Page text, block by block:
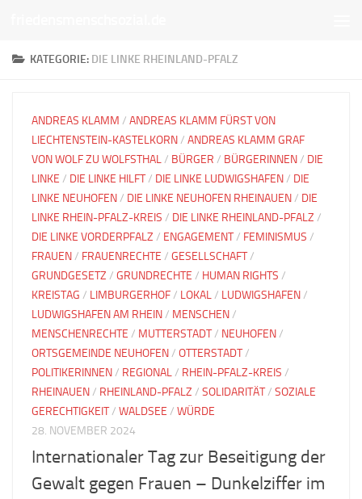
KATEGORIE: DIE LINKE RHEINLAND-PFALZ
ANDREAS KLAMM / ANDREAS KLAMM FÜRST VON
LIECHTENSTEIN-KASTELKORN/ ANDREAS KLAMM GRAF
VON WOLF ZU WOLFSTHAL/ BÜRGER / BÜRGERINNEN/ DIE
LINKE / DIE LINKE HILFT/ DIE LINKE LUDWIGSHAFEN/ DIE
LINKE NEUHOFEN/ DIE LINKE NEUHOFEN RHEINAUEN/ DIE
LINKE RHEIN-PFALZ-KREIS / DIE LINKE RHEINLAND-PFALZ /
DIE LINKE VORDERPFALZ / ENGAGEMENT/ FEMINISMUS /
FRAUEN/ FRAUENRECHTE / GESELLSCHAFT/
GRUNDGESETZ / GRUNDRECHTE / HUMAN RIGHTS /
KREISTAG / LIMBURGERHOF/ LOKAL/ LUDWIGSHAFEN/
LUDWIGSHAFEN AM RHEIN/ MENSCHEN/
MENSCHENRECHTE / MUTTERSTADT/ NEUHOFEN/
ORTSGEMEINDE NEUHOFEN/ OTTERSTADT/
POLITIKERINNEN/ REGIONAL/ RHEIN-PFALZ-KREIS /
RHEINAUEN/ RHEINLAND-PFALZ / SOLIDARITÄT/ SOZIALE
GERECHTIGKEIT/ WALDSEE / WÜRDE
28. NOVEMBER 2024
Internationaler Tag zur Beseitigung der
Gewalt gegen Frauen – Dunkelziffer im